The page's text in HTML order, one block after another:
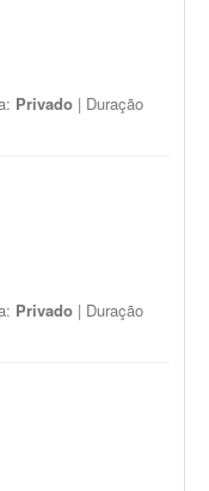
Privado | Duração
Privado | Duração